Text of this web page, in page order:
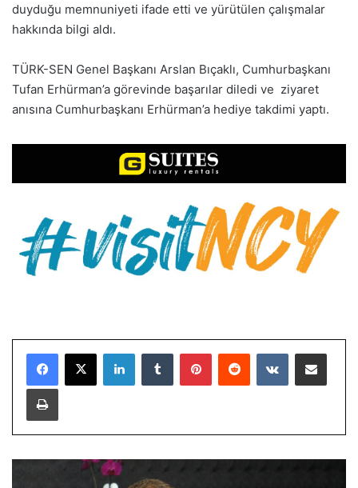
duyduğu memnuniyeti ifade etti ve yürütülen çalışmalar
hakkında bilgi aldı.
TÜRK-SEN Genel Başkanı Arslan Bıçaklı, Cumhurbaşkanı
Tufan Erhürman’a görevinde başarılar diledi ve ziyaret
anısına Cumhurbaşkanı Erhürman’a hediye takdimi yaptı.
LinkedInTumblr PinterestReddit VKontakteE-Posta ile paylaş
Yazdır